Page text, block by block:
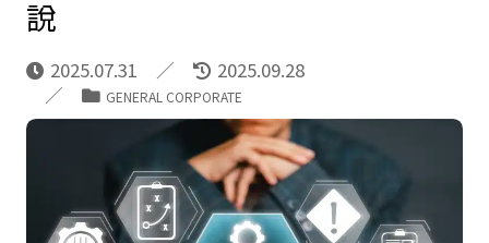
說
2025.07.31 2025.09.28
GENERAL CORPORATE